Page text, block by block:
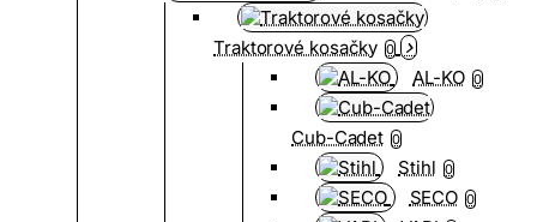
Traktorové kosačky 0
AL-KO 0
Cub-Cadet 0
Stihl 0
SECO 0